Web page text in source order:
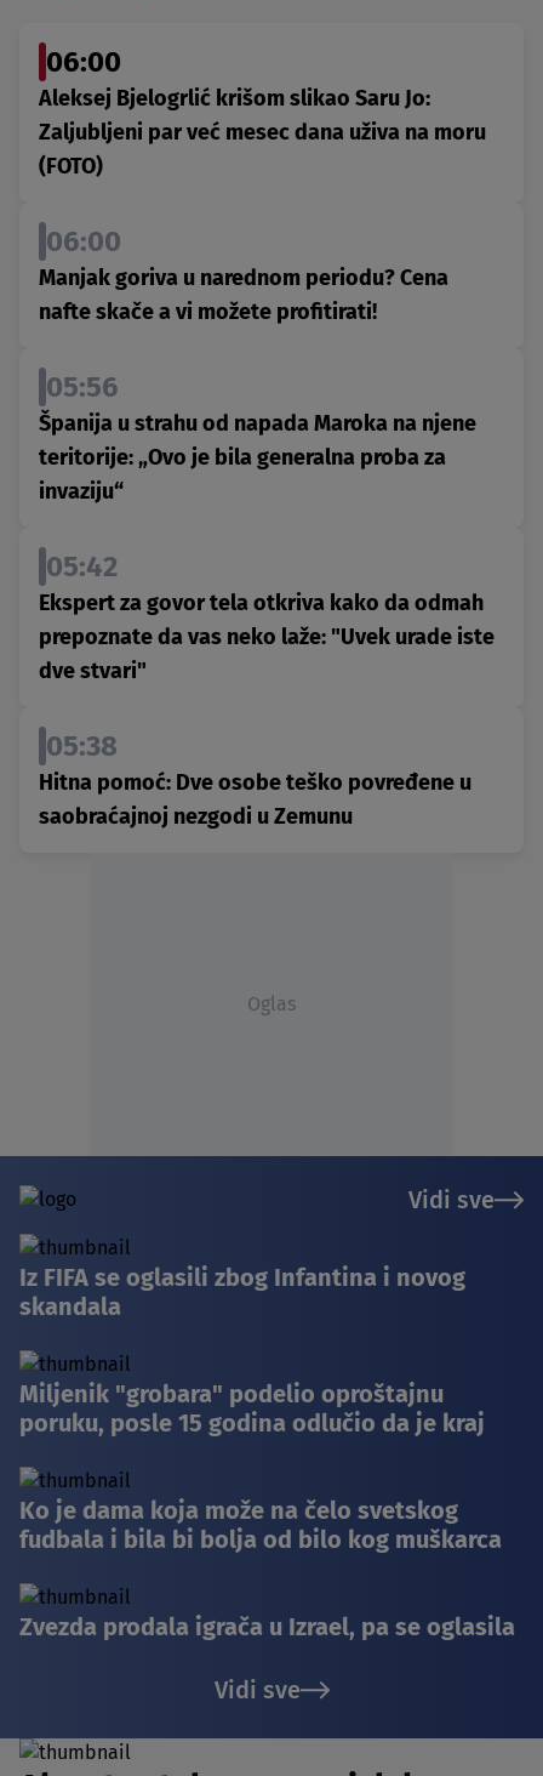
06:00
Aleksej Bjelogrlić krišom slikao Saru Jo:
Zaljubljeni par već mesec dana uživa na moru
(FOTO)
06:00
Manjak goriva u narednom periodu? Cena
nafte skače a vi možete profitirati!
05:56
Španija u strahu od napada Maroka na njene
teritorije: „Ovo je bila generalna proba za
invaziju“
05:42
Ekspert za govor tela otkriva kako da odmah
prepoznate da vas neko laže: "Uvek urade iste
dve stvari"
05:38
Hitna pomoć: Dve osobe teško povređene u
saobraćajnoj nezgodi u Zemunu
Oglas
Vidi sve
Iz FIFA se oglasili zbog Infantina i novog
skandala
Miljenik "grobara" podelio oproštajnu
poruku, posle 15 godina odlučio da je kraj
Ko je dama koja može na čelo svetskog
fudbala i bila bi bolja od bilo kog muškarca
Zvezda prodala igrača u Izrael, pa se oglasila
Vidi sve